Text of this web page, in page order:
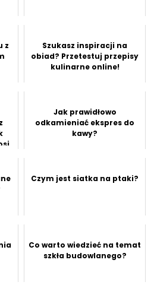
z
Szukasz inspiracji na
obiad? Przetestuj przepisy
kulinarne online!
Jak prawidłowo
odkamieniać ekspres do
kawy?
Czym jest siatka na ptaki?
Co warto wiedzieć na temat
szkła budowlanego?